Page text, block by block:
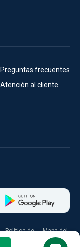
Preguntas frecuentes
Atención al cliente
Política de
Mapa del
sitio